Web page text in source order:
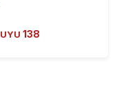
UYU 138